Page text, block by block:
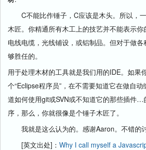
C不能比作锤子，C应该是木头。所以，
木匠。你精通所有木工上的技艺并不能表示
电线电缆，光线铺设，或铝制品。但对于做
够胜任的。
用于处理木材的工具就是我们用的IDE。如果
个“Eclipse程序员”，在不需要知道它在做自
道如何使用git或SVN或不知道它的那些插件…
序，那么，你就很像是个锤子木匠了。
我就是这么认为的。感谢Aaron。不错的讨
[英文出处]： Why I call myself a